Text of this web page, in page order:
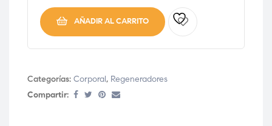
AÑADIR AL CARRITO
Categorías: Corporal, Regeneradores
Compartir: